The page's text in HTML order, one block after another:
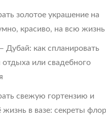
золотое украшение на
красиво, на всю жизнь
Дубай: как спланировать
отдыха или свадебного
свежую гортензию и
жизнь в вазе: секреты